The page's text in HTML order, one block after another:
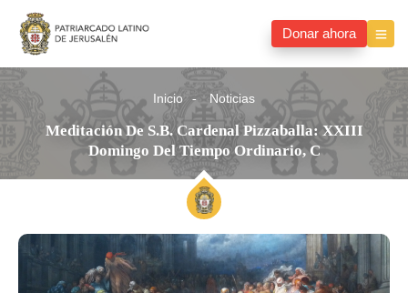
Donar ahora
Inicio Noticias
Meditación De S.B. Cardenal Pizzaballa: XXIII
Domingo Del Tiempo Ordinario, C